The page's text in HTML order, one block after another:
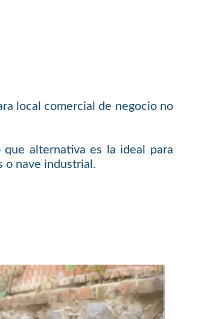
local comercial de negocio no
que alternativa es la ideal para
o nave industrial.